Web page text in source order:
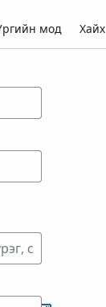
мод Хайх